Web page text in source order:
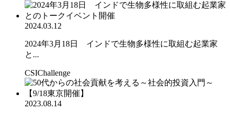
2024.03.12
2024年3月18日 インドで生物多様性に取組む起業家
と...
CSIChallenge
2023.08.14